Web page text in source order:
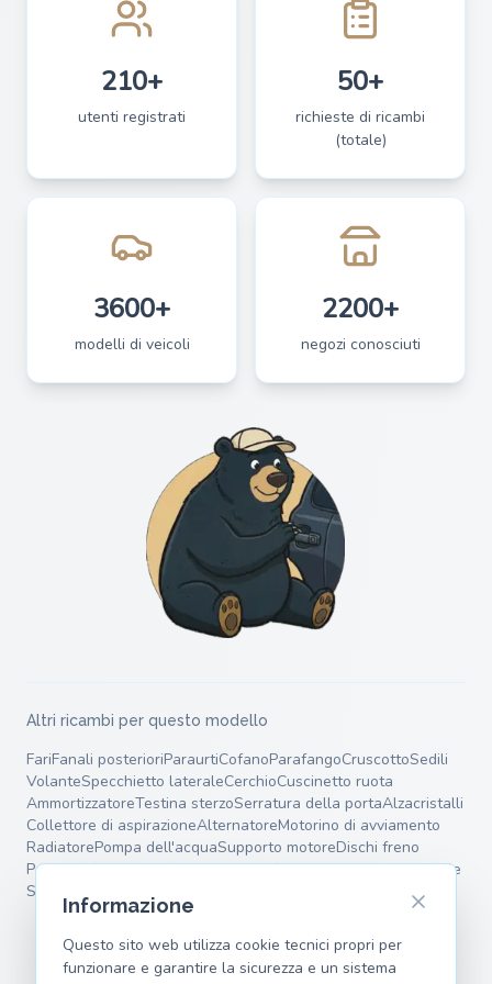
210+
utenti registrati
50+
richieste di ricambi
(totale)
3600+
modelli di veicoli
2200+
negozi conosciuti
Altri ricambi per questo modello
FariFanali posterioriParaurtiCofanoParafangoCruscottoSedili
VolanteSpecchietto lateraleCerchioCuscinetto ruota
AmmortizzatoreTestina sterzoSerratura della portaAlzacristalli
Collettore di aspirazioneAlternatoreMotorino di avviamento
RadiatorePompa dell'acquaSupporto motoreDischi freno
Pastiglie frenoPinza frenoTamburo frenoSilenziatore terminale
Silenziatore intermedio
Informazione
Questo sito web utilizza cookie tecnici propri per
funzionare e garantire la sicurezza e un sistema